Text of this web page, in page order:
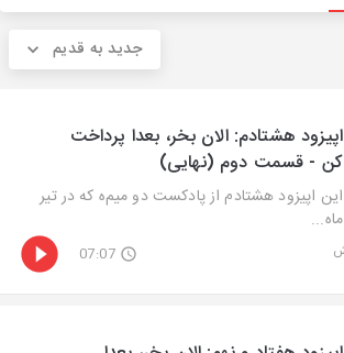
جدید به قدیم
اپیزود هشتادم: الان بخر، بعدا پرداخت
کن - قسمت دوم (نهایی)
این اپیزود هشتادم از پادکست دو میم‌ه که در تیر
ماه...
07:07